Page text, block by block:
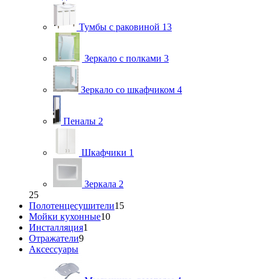
Тумбы с раковиной 13
Зеркало с полками 3
Зеркало со шкафчиком 4
Пеналы 2
Шкафчики 1
Зеркала 2
25
Полотенцесушители15
Мойки кухонные10
Инсталляция1
Отражатели9
Аксессуары